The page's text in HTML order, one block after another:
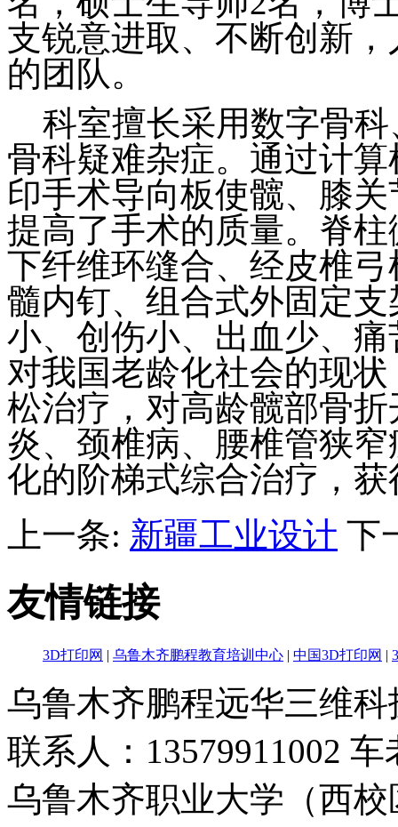
支锐意进取、不断创新
的团队。
科室擅长采用数字骨
骨科疑难杂症。通过计
印手术导向板使髋、膝
提高了手术的质量。脊
下纤维环缝合、经皮椎
髓内钉、组合式外固定
小、创伤小、出血少、
对我国老龄化社会的现
松治疗，对高龄髋部骨
炎、颈椎病、腰椎管狭
化的阶梯式综合治疗，
上一条: 新疆工业设计 下
友情链接
3D打印网 | 乌鲁木齐鹏程教育培训中心 | 中国3D打印网 |
乌鲁木齐鹏程远华三维
联系人：13579911002 车
乌鲁木齐职业大学（西校